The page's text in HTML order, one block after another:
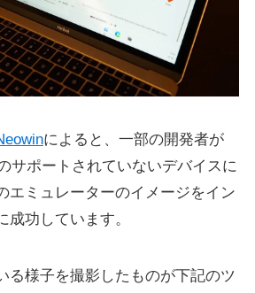
によると、一部の開発者が
サポートされていないデバイスに
エミュレーターのイメージをイン
成功しています。
る様子を撮影したものが下記のツ